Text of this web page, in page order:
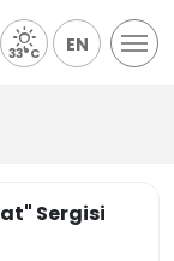
33°C EN
Sergisi